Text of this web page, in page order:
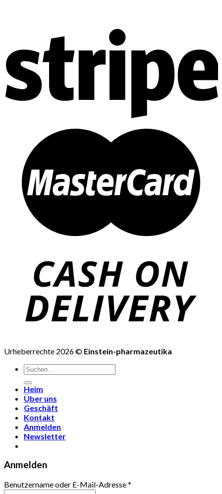
Urheberrechte 2026 © Einstein-pharmazeutika
Suchen
nach:
Heim
Über uns
Geschäft
Kontakt
Anmelden
Newsletter
Anmelden
Benutzername oder E-Mail-Adresse*